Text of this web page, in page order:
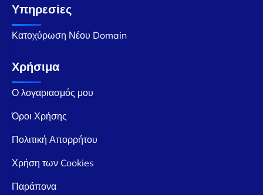
Υπηρεσίες
Κατοχύρωση Νέου Domain
Χρήσιμα
Ο λογαριασμός μου
Όροι Χρήσης
Πολιτική Απορρήτου
Χρήση των Cookies
Παράπονα